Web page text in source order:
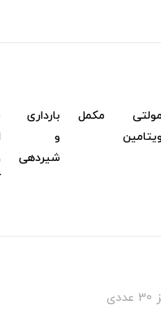
مولتی
مکمل
بارداری
و
شیردهی